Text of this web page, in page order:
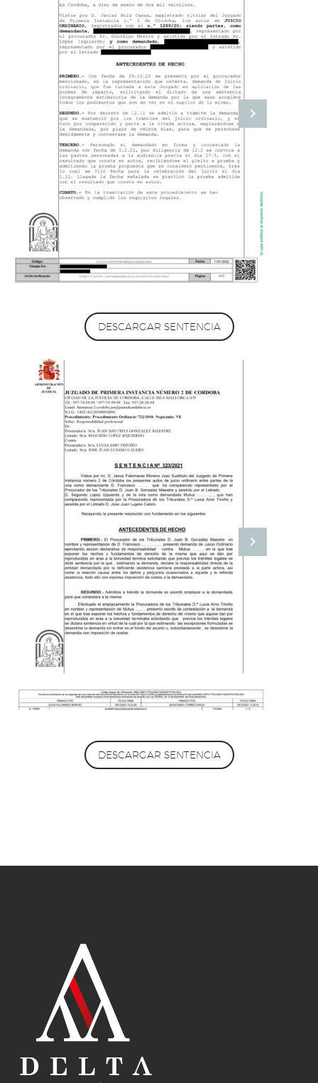
DESCARGAR SENTENCIA
DESCARGAR SENTENCIA